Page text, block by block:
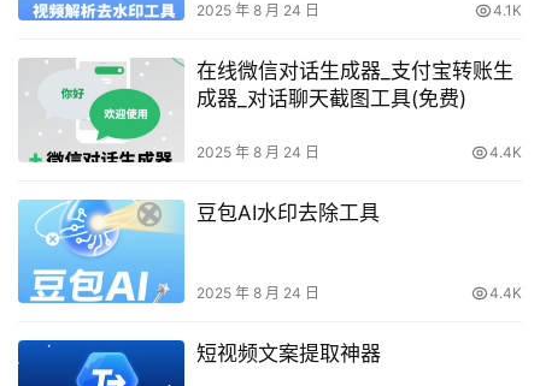
解析无水印下载、微博解析无水印
2025 年 8 月 24 日 4.1K
在线微信对话生成器_支付宝转账生
成器_对话聊天截图工具(免费)
2025 年 8 月 24 日 4.4K
豆包AI水印去除工具​
2025 年 8 月 24 日 4.4K
短视频文案提取神器